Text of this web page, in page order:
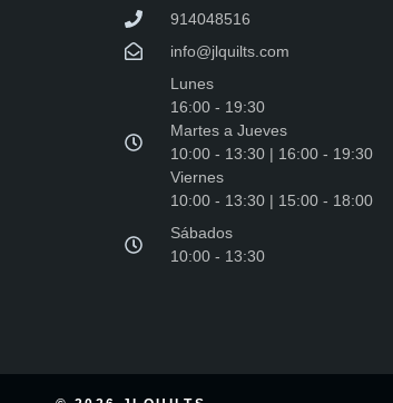
914048516
info@jlquilts.com
Lunes
16:00 - 19:30
Martes a Jueves
10:00 - 13:30 | 16:00 - 19:30
Viernes
10:00 - 13:30 | 15:00 - 18:00
Sábados
10:00 - 13:30